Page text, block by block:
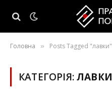
Головна » Posts Tagged "лавки"
КАТЕГОРІЯ:ЛАВКИ